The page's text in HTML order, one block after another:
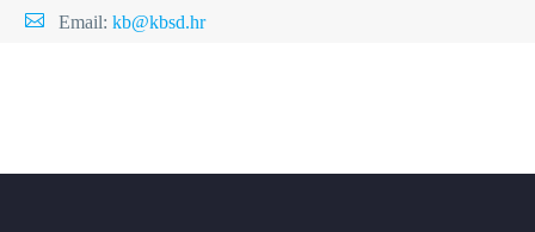
Email: kb@kbsd.hr